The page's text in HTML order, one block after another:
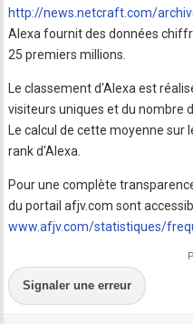
http://news.netcraft.com/
Alexa fournit des données
25 premiers millions.
Le classement d'Alexa est
visiteurs uniques et du nombre
Le calcul de cette moyenne
rank d'Alexa.
Pour une complète
du portail afjv.com sont
www.afjv.com/statistiques/
Signaler une erreur